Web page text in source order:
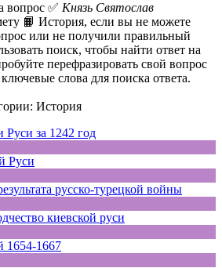
вопрос ✅ Князь Святослав
📙 История, если вы не можете
или не получили правильный
поиск, чтобы найти ответ на
перефразировать свой вопрос
слова для поиска ответа.
История
за 1242 год
Руси
русско-турецкой войны
киевской руси
1654-1667